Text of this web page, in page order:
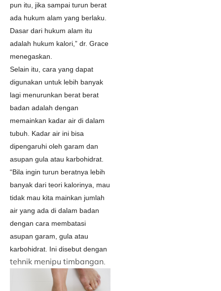
pun itu, jika sampai turun berat
ada hukum alam yang berlaku.
Dasar dari hukum alam itu
adalah hukum kalori,” dr. Grace
menegaskan.
Selain itu, cara yang dapat
digunakan untuk lebih banyak
lagi menurunkan berat berat
badan adalah dengan
memainkan kadar air di dalam
tubuh. Kadar air ini bisa
dipengaruhi oleh garam dan
asupan gula atau karbohidrat.
“Bila ingin turun beratnya lebih
banyak dari teori kalorinya, mau
tidak mau kita mainkan jumlah
air yang ada di dalam badan
dengan cara membatasi
asupan garam, gula atau
karbohidrat. Ini disebut dengan
tehnik menipu timbangan.